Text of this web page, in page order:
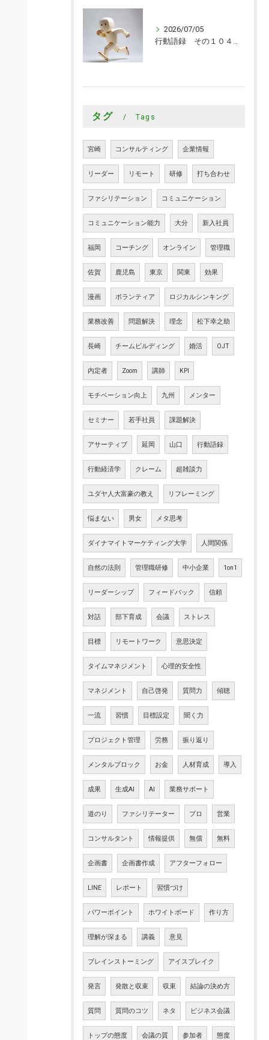
2026/07/05
タグ Tags
宮崎 コンサルティング 企業情報
リーダー リモート 研修 打ち合わせ
ファシリテーション コミュニケーション
コミュニケーション能力 大分 新入社員
福岡 コーチング オンライン 管理職
佐賀 鹿児島 東京 関東 効果
漫画 ボランティア ロジカルシンキング
業務改善 問題解決 理念 松下幸之助
長崎 チームビルディング 婚活 OJT
内定者 Zoom 講師 KPI
モチベーション向上 九州 メンター
セミナー 若手社員 課題解決
アサーティブ 延岡 山口 行動語録
行動経済学 クレーム 超雑談力
ユダヤ人大富豪の教え リフレーミング
悩まない 男女 メタ思考
ダイナマイトマーケティング大学 人間関係
自然の法則 管理職研修 中小企業 1on1
リーダーシップ フィードバック 信頼
対話 部下育成 会議 ストレス
目標 リモートワーク 意思決定
タイムマネジメント 心理的安全性
マネジメント 自己啓発 質問力 傾聴
一流 習慣 目標設定 聞く力
プロジェクト管理 労務 振り返り
メンタルブロック お金 人材育成 導入
成果 生成AI AI 業務サポート
道のり ファシリテーター プロ 営業
コンサルタント 情報提供 無償 無料
企画書 企画書作成 アフターフォロー
LINE レポート 習慣づけ
パワーポイント ホワイトボード 作り方
理解が深まる 講義 意見
ブレインストーミング アイスブレイク
発言 発散と収束 収束 結論の決め方
質問 質問のコツ ネタ ビジネス会議
トップの態度 会議の質 参加者 態度